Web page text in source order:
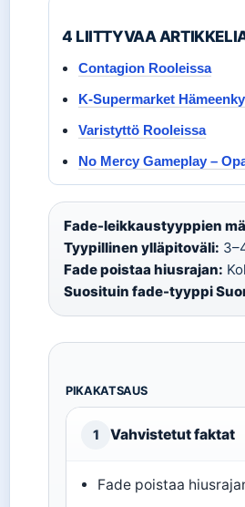
4 LIITTYVAA
Contagion Rooleissa
K-Supermarket
Varistyttö Rooleissa
No Mercy Gameplay –
Fade-leikkaustyyppien
Tyypillinen ylläpitoväli:
Fade poistaa hiusrajan:
Suosituin fade-tyyppi
PIKAKATSAUS
1 Vahvistetut faktat
Fade poistaa